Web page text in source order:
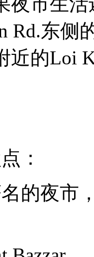
Rd.东侧
近的Loi
：
的夜市